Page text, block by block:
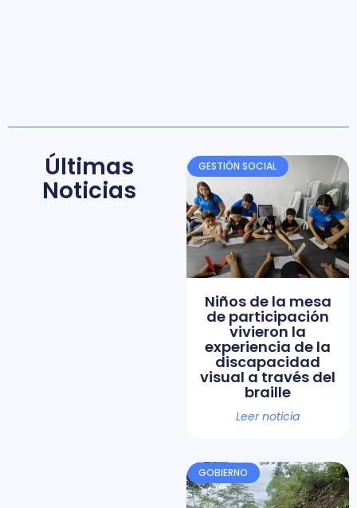
Últimas
Noticias
GESTIÓN SOCIAL
Niños de la mesa
de participación
vivieron la
experiencia de la
discapacidad
visual a través del
braille
Leer noticia
GOBIERNO